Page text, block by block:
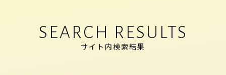
SEARCH RESULTS
サイト内検索結果